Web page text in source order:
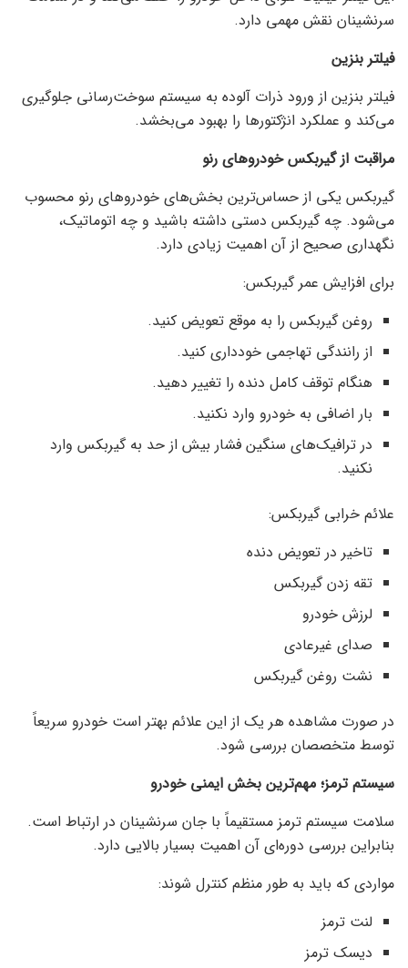
سرنشینان نقش مهمی دارد.
فیلتر بنزین
فیلتر بنزین از ورود ذرات آلوده به سیستم سوخت‌رسانی جلوگیری
می‌کند و عملکرد انژکتورها را بهبود می‌بخشد.
مراقبت از گیربکس خودروهای رنو
گیربکس یکی از حساس‌ترین بخش‌های خودروهای رنو محسوب
می‌شود. چه گیربکس دستی داشته باشید و چه اتوماتیک،
نگهداری صحیح از آن اهمیت زیادی دارد.
برای افزایش عمر گیربکس:
روغن گیربکس را به موقع تعویض کنید.
از رانندگی تهاجمی خودداری کنید.
هنگام توقف کامل دنده را تغییر دهید.
بار اضافی به خودرو وارد نکنید.
در ترافیک‌های سنگین فشار بیش از حد به گیربکس وارد
نکنید.
علائم خرابی گیربکس:
تاخیر در تعویض دنده
تقه زدن گیربکس
لرزش خودرو
صدای غیرعادی
نشت روغن گیربکس
در صورت مشاهده هر یک از این علائم بهتر است خودرو سریعاً
توسط متخصصان بررسی شود.
سیستم ترمز؛ مهم‌ترین بخش ایمنی خودرو
سلامت سیستم ترمز مستقیماً با جان سرنشینان در ارتباط است.
بنابراین بررسی دوره‌ای آن اهمیت بسیار بالایی دارد.
مواردی که باید به طور منظم کنترل شوند:
لنت ترمز
دیسک ترمز